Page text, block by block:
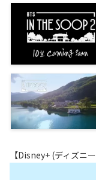
【Disney+ (ディズニ